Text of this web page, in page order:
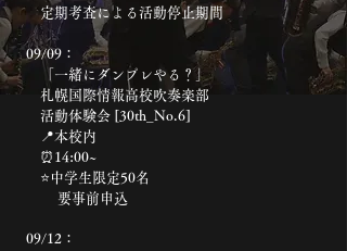
定期考査による活動停止期間
09/09：
「一緒にダンプレやる？」
札幌国際情報高校吹奏楽部
活動体験会 [30th_No.6]
📍本校内
⏰14:00~
⭐️中学生限定50名
要事前申込
09/12：